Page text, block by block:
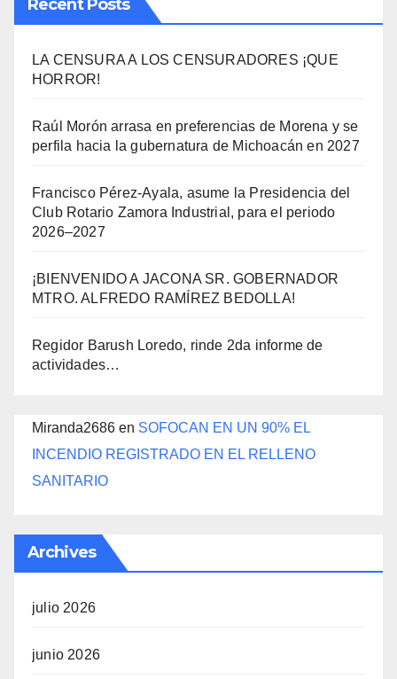
Recent Posts
LA CENSURA A LOS CENSURADORES ¡QUE
HORROR!
Raúl Morón arrasa en preferencias de Morena y se
perfila hacia la gubernatura de Michoacán en 2027
Francisco Pérez-Ayala, asume la Presidencia del
Club Rotario Zamora Industrial, para el periodo
2026–2027
¡BIENVENIDO A JACONA SR. GOBERNADOR
MTRO. ALFREDO RAMÍREZ BEDOLLA!
Regidor Barush Loredo, rinde 2da informe de
actividades…
Miranda2686 en SOFOCAN EN UN 90% EL
INCENDIO REGISTRADO EN EL RELLENO
SANITARIO
Archives
julio 2026
junio 2026